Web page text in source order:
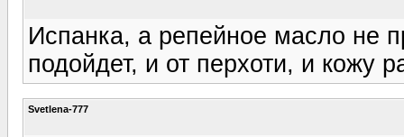
Испанка, а репейное масло не
подойдет, и от перхоти, и кожу
Svetlena-777